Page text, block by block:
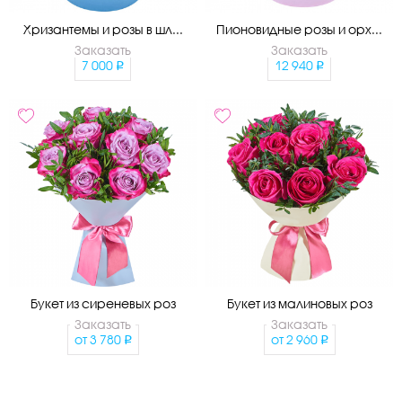
Хризантемы и розы в шл...
Заказать
7 000
Пионовидные розы и орх...
Заказать
12 940
Букет из сиреневых роз
Заказать
от 3 780
Букет из малиновых роз
Заказать
от 2 960